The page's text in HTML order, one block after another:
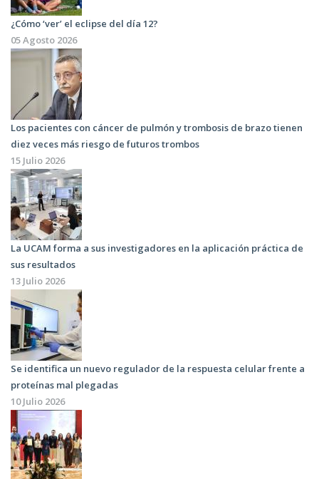
¿Cómo ‘ver’ el eclipse del día 12?
05 Agosto 2026
Los pacientes con cáncer de pulmón y trombosis de brazo tienen
diez veces más riesgo de futuros trombos
15 Julio 2026
La UCAM forma a sus investigadores en la aplicación práctica de
sus resultados
13 Julio 2026
Se identifica un nuevo regulador de la respuesta celular frente a
proteínas mal plegadas
10 Julio 2026